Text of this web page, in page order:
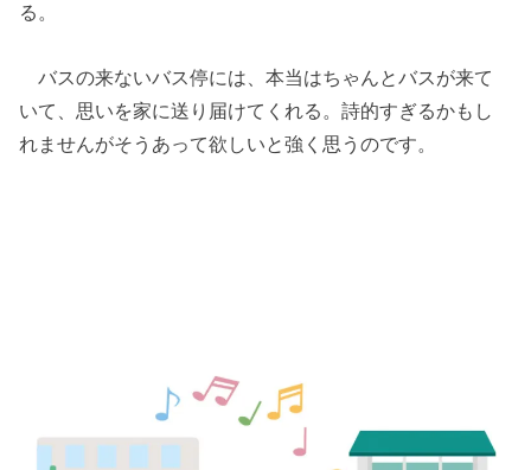
る。
バスの来ないバス停には、本当はちゃんとバスが来て
いて、思いを家に送り届けてくれる。詩的すぎるかもし
れませんがそうあって欲しいと強く思うのです。